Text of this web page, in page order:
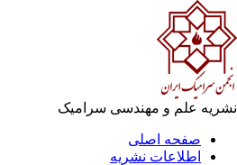
علم و مهندسی سرامیک
صفحه اصلی
اطلاعات نشریه